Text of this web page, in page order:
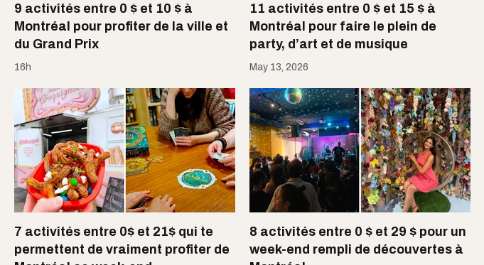
9 activités entre 0 $ et 10 $ à
Montréal pour profiter de la ville et
du Grand Prix
16h
11 activités entre 0 $ et 15 $ à
Montréal pour faire le plein de
party, d’art et de musique
May 13, 2026
7 activités entre 0$ et 21$ qui te
permettent de vraiment profiter de
8 activités entre 0 $ et 29 $ pour un
week-end rempli de découvertes à